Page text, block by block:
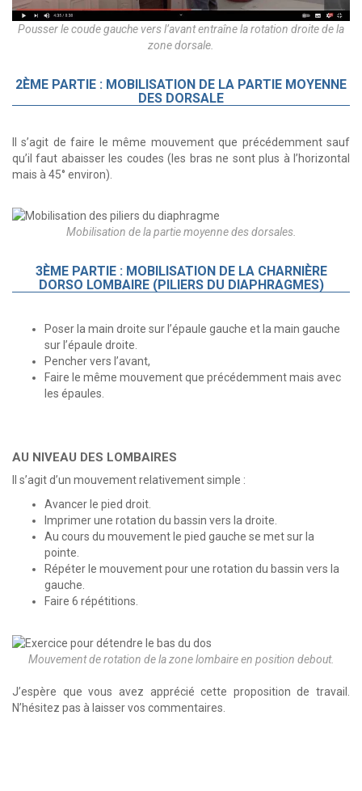
Pousser le coude gauche vers l’avant entraîne la rotation droite de la
zone dorsale.
2ÈME PARTIE : MOBILISATION DE LA PARTIE MOYENNE
DES DORSALE
Il s’agit de faire le même mouvement que précédemment sauf
qu’il faut abaisser les coudes (les bras ne sont plus à l’horizontal
mais à 45° environ).
Mobilisation de la partie moyenne des dorsales.
3ÈME PARTIE : MOBILISATION DE LA CHARNIÈRE
DORSO LOMBAIRE (PILIERS DU DIAPHRAGMES)
Poser la main droite sur l’épaule gauche et la main gauche
sur l’épaule droite.
Pencher vers l’avant,
Faire le même mouvement que précédemment mais avec
les épaules.
AU NIVEAU DES LOMBAIRES
Il s’agit d’un mouvement relativement simple :
Avancer le pied droit.
Imprimer une rotation du bassin vers la droite.
Au cours du mouvement le pied gauche se met sur la
pointe.
Répéter le mouvement pour une rotation du bassin vers la
gauche.
Faire 6 répétitions.
Mouvement de rotation de la zone lombaire en position debout.
J’espère que vous avez apprécié cette proposition de travail.
N’hésitez pas à laisser vos commentaires.